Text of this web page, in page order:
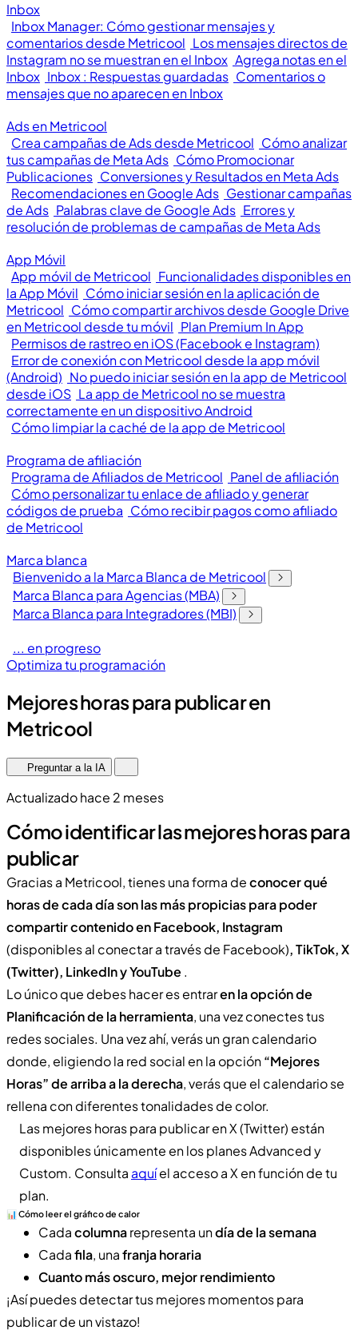
Inbox
Inbox Manager: Cómo gestionar mensajes y
comentarios desde Metricool Los mensajes directos de
Instagram no se muestran en el Inbox Agrega notas en el
Inbox Inbox : Respuestas guardadas Comentarios o
mensajes que no aparecen en Inbox
Ads en Metricool
Crea campañas de Ads desde Metricool Cómo analizar
tus campañas de Meta Ads Cómo Promocionar
Publicaciones Conversiones y Resultados en Meta Ads
Recomendaciones en Google Ads Gestionar campañas
de Ads Palabras clave de Google Ads Errores y
resolución de problemas de campañas de Meta Ads
App Móvil
App móvil de Metricool Funcionalidades disponibles en
la App Móvil Cómo iniciar sesión en la aplicación de
Metricool Cómo compartir archivos desde Google Drive
en Metricool desde tu móvil Plan Premium In App
Permisos de rastreo en iOS (Facebook e Instagram)
Error de conexión con Metricool desde la app móvil
(Android) No puedo iniciar sesión en la app de Metricool
desde iOS La app de Metricool no se muestra
correctamente en un dispositivo Android
Cómo limpiar la caché de la app de Metricool
Programa de afiliación
Programa de Afiliados de Metricool Panel de afiliación
Cómo personalizar tu enlace de afiliado y generar
códigos de prueba Cómo recibir pagos como afiliado
de Metricool
Marca blanca
Bienvenido a la Marca Blanca de Metricool
Marca Blanca para Agencias (MBA)
Marca Blanca para Integradores (MBI)
... en progreso
Optimiza tu programación
Mejores horas para publicar en
Metricool
Preguntar a la IA
Actualizado hace 2 meses
Cómo identificar las mejores horas para
publicar
Gracias a Metricool, tienes una forma deconocer qué
horas de cada día son las más propicias para poder
compartir contenido en Facebook, Instagram
(disponibles al conectar a través de Facebook), TikTok, X
(Twitter), LinkedIn y YouTube .
Lo único que debes hacer es entraren la opción de
Planificación de la herramienta, una vez conectes tus
redes sociales. Una vez ahí, verás un gran calendario
donde, eligiendo la red social en la opción“Mejores
Horas” de arriba a la derecha, verás que el calendario se
rellena con diferentes tonalidades de color.
Las mejores horas para publicar en X (Twitter) están
disponibles únicamente en los planes Advanced y
Custom. Consulta aquíel acceso a X en función de tu
plan.
📊 Cómo leer el gráfico de calor
Cadacolumnarepresenta undía de la semana
Cadafila, unafranja horaria
Cuanto más oscuro, mejor rendimiento
¡Así puedes detectar tus mejores momentos para
publicar de un vistazo!